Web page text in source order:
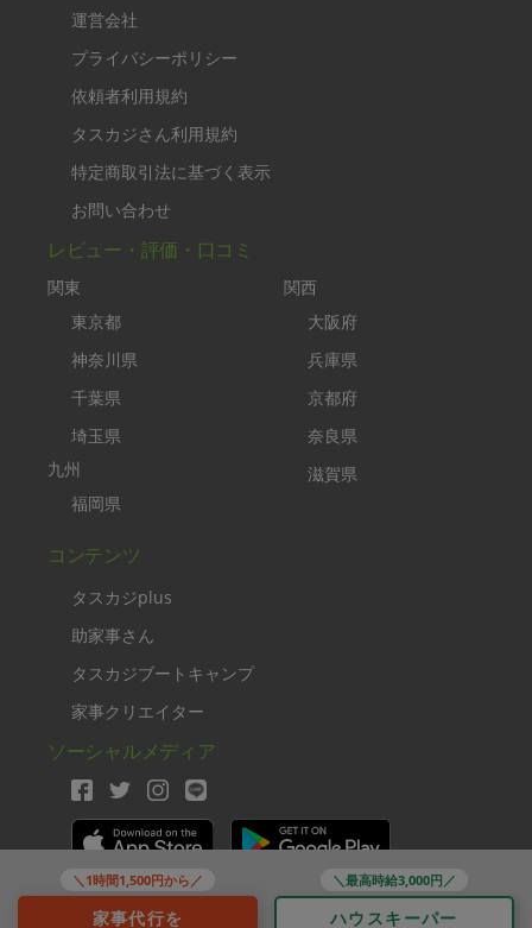
＼1時間1,500円から／
家事代行を
＼最高時給3,000円／
ハウスキーパー
運営会社
プライバシーポリシー
依頼者利用規約
タスカジさん利用規約
特定商取引法に基づく表示
お問い合わせ
レビュー・評価・口コミ
関東
東京都
神奈川県
千葉県
埼玉県
九州
福岡県
関西
大阪府
兵庫県
京都府
奈良県
滋賀県
コンテンツ
タスカジplus
助家事さん
タスカジブートキャンプ
家事クリエイター
ソーシャルメディア